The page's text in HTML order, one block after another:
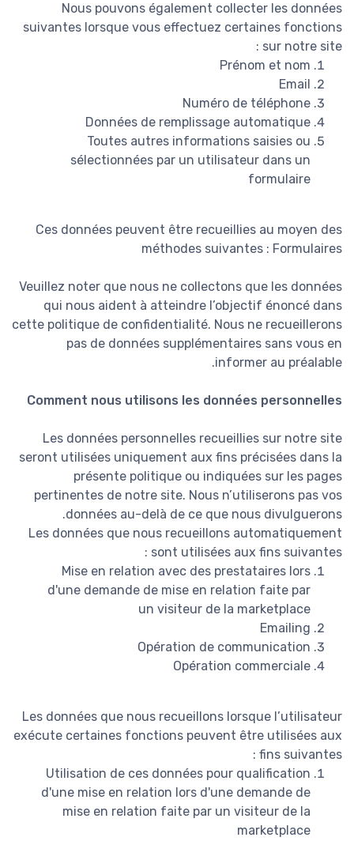
Nous pouvons également collecter les données
suivantes lorsque vous effectuez certaines fonctions
sur notre site :
Prénom et nom
Email
Numéro de téléphone
Données de remplissage automatique
Toutes autres informations saisies ou
sélectionnées par un utilisateur dans un
formulaire
Ces données peuvent être recueillies au moyen des
méthodes suivantes : Formulaires
Veuillez noter que nous ne collectons que les données
qui nous aident à atteindre l’objectif énoncé dans
cette politique de confidentialité. Nous ne recueillerons
pas de données supplémentaires sans vous en
informer au préalable.
Comment nous utilisons les données personnelles
Les données personnelles recueillies sur notre site
seront utilisées uniquement aux fins précisées dans la
présente politique ou indiquées sur les pages
pertinentes de notre site. Nous n’utiliserons pas vos
données au-delà de ce que nous divulguerons.
Les données que nous recueillons automatiquement
sont utilisées aux fins suivantes :
Mise en relation avec des prestataires lors
d'une demande de mise en relation faite par
un visiteur de la marketplace
Emailing
Opération de communication
Opération commerciale
Les données que nous recueillons lorsque l’utilisateur
exécute certaines fonctions peuvent être utilisées aux
fins suivantes :
Utilisation de ces données pour qualification
d'une mise en relation lors d'une demande de
mise en relation faite par un visiteur de la
marketplace